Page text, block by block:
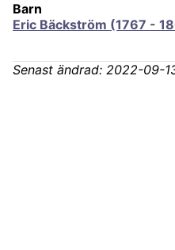
Barn
Eric Bäckström (1767 -
Senast ändrad: 2022-09-